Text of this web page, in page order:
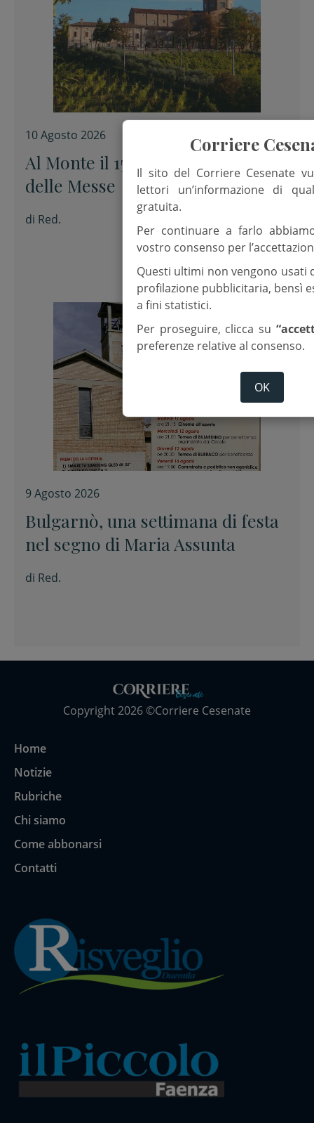
10 Agosto 2026
Al Monte il 15 agosto. Nuovi orari
delle Messe
di Red.
9 Agosto 2026
Bulgarnò, una settimana di festa
nel segno di Maria Assunta
di Red.
Copyright 2026 ©Corriere Cesenate
Home
Notizie
Rubriche
Chi siamo
Come abbonarsi
Contatti
Corriere
Il sito del Corriere Cesenate
lettori un’informazione di
gratuita.
Per continuare a farlo
vostro consenso per
Questi ultimi non vengono usati
profilazione pubblicitaria, bensì
a fini statistici.
Per proseguire, clicca su
preferenze relative al consenso.
OK